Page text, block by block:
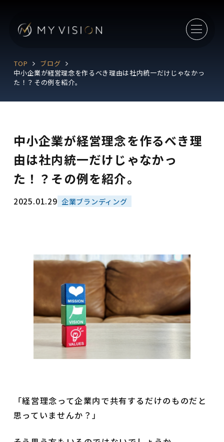
TOP
ブログ
中小企業が経営理念を作るべき理由は社内統一だけじゃなかっ
た！？その例を紹介。
中小企業が経営理念を作るべき理
由は社内統一だけじゃなかっ
た！？その例を紹介。
2025.01.29 企業ブランディング
「経営理念って企業内で共有するだけのものだと
思っていませんか？」